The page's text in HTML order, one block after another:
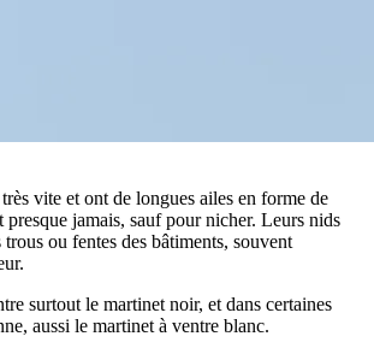
vite et ont de longues ailes en forme de
presque jamais, sauf pour nicher. Leurs nids
trous ou fentes des bâtiments, souvent
surtout le martinet noir, et dans certaines
aussi le martinet à ventre blanc.